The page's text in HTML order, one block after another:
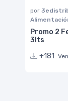
por
Promo 2
3lts
+181